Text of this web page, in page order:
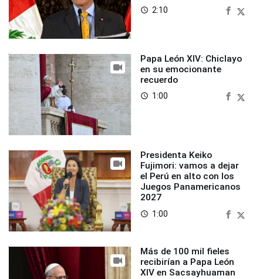
access_time 2:10
Papa León XIV: Chiclayo
en su emocionante
recuerdo
access_time 1:00
Presidenta Keiko
Fujimori: vamos a dejar
el Perú en alto con los
Juegos Panamericanos
2027
access_time 1:00
Más de 100 mil fieles
recibirían a Papa León
XIV en Sacsayhuaman